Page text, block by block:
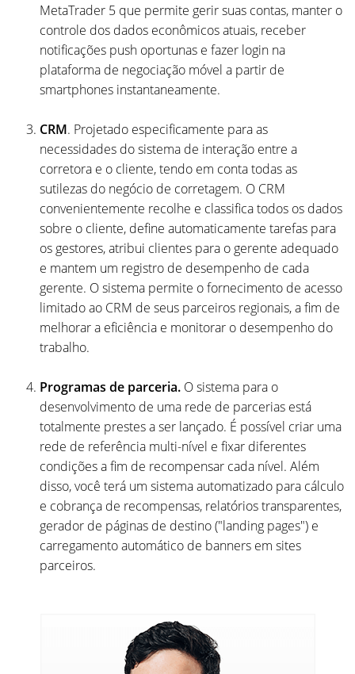
MetaTrader 5 que permite gerir suas contas, manter o
controle dos dados econômicos atuais, receber
notificações push oportunas e fazer login na
plataforma de negociação móvel a partir de
smartphones instantaneamente.
CRM. Projetado especificamente para as
necessidades do sistema de interação entre a
corretora e o cliente, tendo em conta todas as
sutilezas do negócio de corretagem. O CRM
convenientemente recolhe e classifica todos os dados
sobre o cliente, define automaticamente tarefas para
os gestores, atribui clientes para o gerente adequado
e mantem um registro de desempenho de cada
gerente. O sistema permite o fornecimento de acesso
limitado ao CRM de seus parceiros regionais, a fim de
melhorar a eficiência e monitorar o desempenho do
trabalho.
Programas de parceria. O sistema para o
desenvolvimento de uma rede de parcerias está
totalmente prestes a ser lançado. É possível criar uma
rede de referência multi-nível e fixar diferentes
condições a fim de recompensar cada nível. Além
disso, você terá um sistema automatizado para cálculo
e cobrança de recompensas, relatórios transparentes,
gerador de páginas de destino ("landing pages") e
carregamento automático de banners em sites
parceiros.